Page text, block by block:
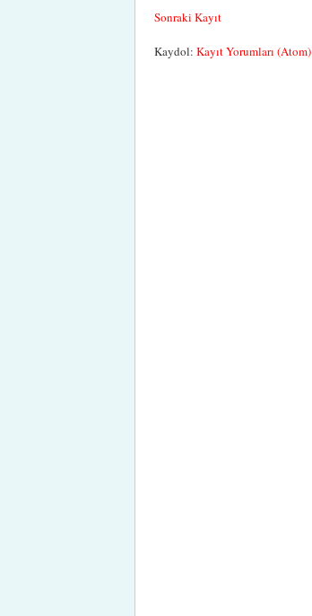
Sonraki Kayıt
Kaydol: Kayıt Yorumları (Atom)